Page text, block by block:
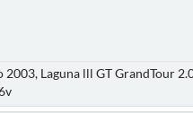
Laguna lll GT GrandTour